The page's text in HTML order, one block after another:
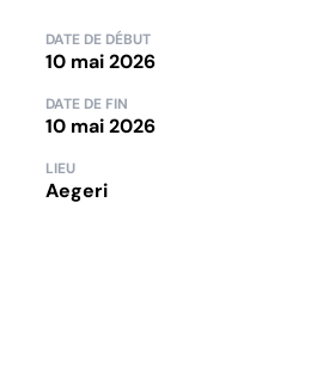
DATE DE DÉBUT
10 mai 2026
DATE DE FIN
10 mai 2026
LIEU
Aegeri